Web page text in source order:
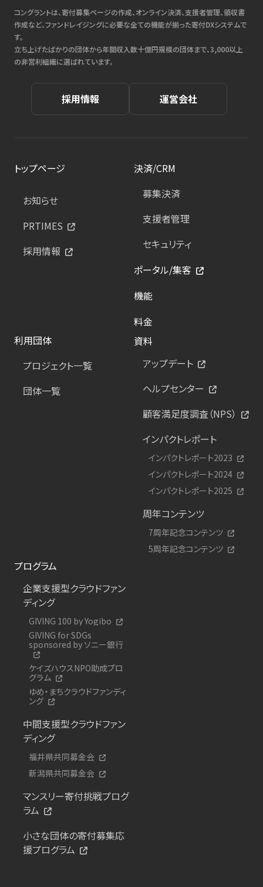
コングラントは、寄付募集ページの作成、オンライン決済、支援者管理、領収書
作成など、ファンドレイジングに必要な全ての機能が揃った寄付DXシステムで
す。
立ち上げたばかりの団体から年間収入数十億円規模の団体まで、3,000以上
の非営利組織に選ばれています。
採用情報 運営会社
トップページ
お知らせ
PRTIMES
採用情報
決済/CRM
募集決済
支援者管理
セキュリティ
ポータル/集客
機能
料金
利用団体
プロジェクト一覧
団体一覧
資料
アップデート
ヘルプセンター
顧客満足度調査（NPS）
インパクトレポート
インパクトレポート2023
インパクトレポート2024
インパクトレポート2025
周年コンテンツ
7周年記念コンテンツ
5周年記念コンテンツ
プログラム
企業支援型クラウドファン
ディング
GIVING 100 by Yogibo
GIVING for SDGs
sponsored by ソニー銀行
ケイズハウスNPO助成プロ
グラム
ゆめ・まちクラウドファンディ
ング
中間支援型クラウドファン
ディング
福井県共同募金会
新潟県共同募金会
マンスリー寄付挑戦プログ
ラム
小さな団体の寄付募集応
援プログラム